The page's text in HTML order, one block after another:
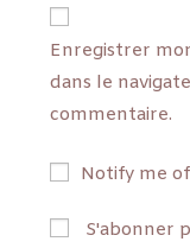
Enregistrer
dans le
commentaire.
Notify me
S'abonner